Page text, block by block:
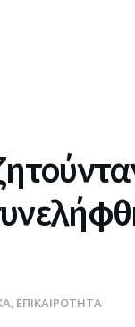
, ΕΠΙΚΑΙΡΟΤΗΤΑ